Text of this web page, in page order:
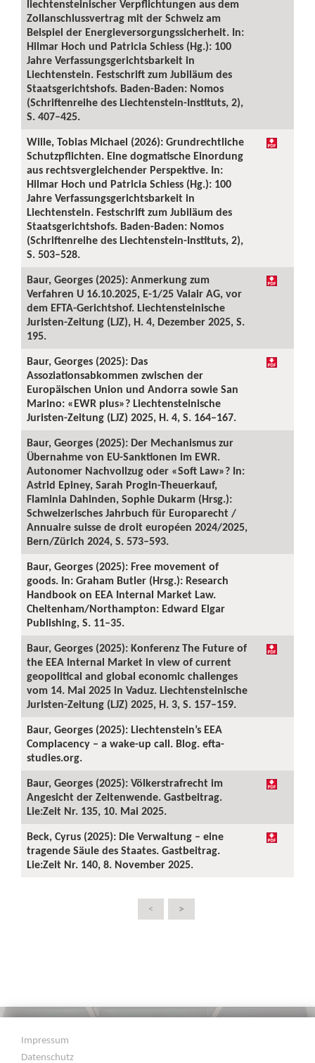
liechtensteinischer Verpflichtungen aus dem
Zollanschlussvertrag mit der Schweiz am
Beispiel der Energieversorgungssicherheit. In:
Hilmar Hoch und Patricia Schiess (Hg.): 100
Jahre Verfassungsgerichtsbarkeit in
Liechtenstein. Festschrift zum Jubiläum des
Staatsgerichtshofs. Baden-Baden: Nomos
(Schriftenreihe des Liechtenstein-Instituts, 2),
S. 407–425.
Wille, Tobias Michael (2026): Grundrechtliche
Schutzpflichten. Eine dogmatische Einordung
aus rechtsvergleichender Perspektive. In:
Hilmar Hoch und Patricia Schiess (Hg.): 100
Jahre Verfassungsgerichtsbarkeit in
Liechtenstein. Festschrift zum Jubiläum des
Staatsgerichtshofs. Baden-Baden: Nomos
(Schriftenreihe des Liechtenstein-Instituts, 2),
S. 503–528.
Baur, Georges (2025): Anmerkung zum
Verfahren U 16.10.2025, E-1/25 Valair AG, vor
dem EFTA-Gerichtshof. Liechtensteinische
Juristen-Zeitung (LJZ), H. 4, Dezember 2025, S.
195.
Baur, Georges (2025): Das
Assoziationsabkommen zwischen der
Europäischen Union und Andorra sowie San
Marino: «EWR plus»? Liechtensteinische
Juristen-Zeitung (LJZ) 2025, H. 4, S. 164–167.
Baur, Georges (2025): Der Mechanismus zur
Übernahme von EU-Sanktionen im EWR.
Autonomer Nachvollzug oder «Soft Law»? In:
Astrid Epiney, Sarah Progin-Theuerkauf,
Flaminia Dahinden, Sophie Dukarm (Hrsg.):
Schweizerisches Jahrbuch für Europarecht /
Annuaire suisse de droit européen 2024/2025,
Bern/Zürich 2024, S. 573–593.
Baur, Georges (2025): Free movement of
goods. In: Graham Butler (Hrsg.): Research
Handbook on EEA Internal Market Law.
Cheltenham/Northampton: Edward Elgar
Publishing, S. 11–35.
Baur, Georges (2025): Konferenz The Future of
the EEA Internal Market in view of current
geopolitical and global economic challenges
vom 14. Mai 2025 in Vaduz. Liechtensteinische
Juristen-Zeitung (LJZ) 2025, H. 3, S. 157–159.
Baur, Georges (2025): Liechtenstein’s EEA
Complacency – a wake-up call. Blog. efta-
studies.org.
Baur, Georges (2025): Völkerstrafrecht im
Angesicht der Zeitenwende. Gastbeitrag.
Lie:Zeit Nr. 135, 10. Mai 2025.
Beck, Cyrus (2025): Die Verwaltung – eine
tragende Säule des Staates. Gastbeitrag.
Lie:Zeit Nr. 140, 8. November 2025.
< >
Impressum
Datenschutz